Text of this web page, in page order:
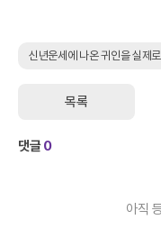
신년운세에 나온 귀인을 실제
목록
댓글0
아직